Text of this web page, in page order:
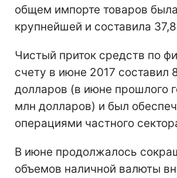
общем импорте товаров была
крупнейшей и составила
Чистый приток средств по
счету в июне 2017 составил
долларов (в июне прошлого
млн долларов) и был
операциями частного
В июне продолжалось
объемов наличной валюты